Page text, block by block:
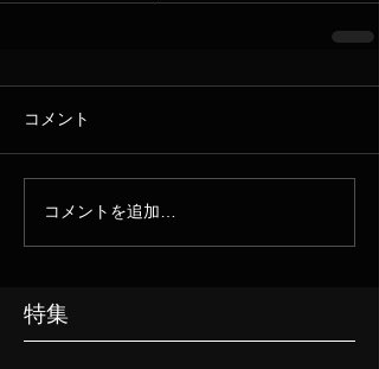
コメント
コメントを追加…
特集